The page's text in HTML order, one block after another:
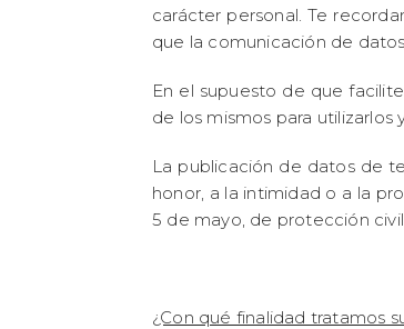
carácter personal. Te
que la comunicación de
En el supuesto de que
de los mismos para
La publicación de datos de
honor, a la intimidad o a la
5 de mayo, de protección
¿Con qué finalidad tratamos